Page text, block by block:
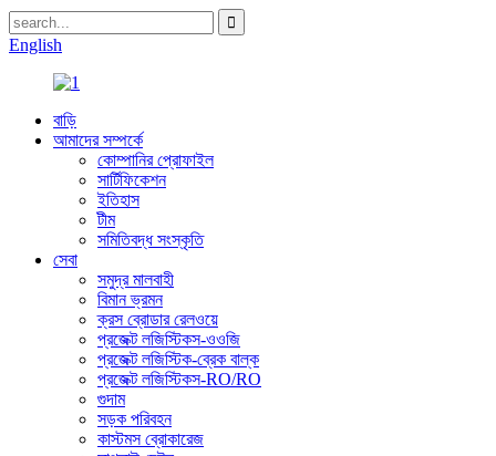
English
বাড়ি
আমাদের সম্পর্কে
কোম্পানির প্রোফাইল
সার্টিফিকেশন
ইতিহাস
টীম
সমিতিবদ্ধ সংস্কৃতি
সেবা
সমুদ্র মালবাহী
বিমান ভ্রমন
ক্রস ব্রোডার রেলওয়ে
প্রজেক্ট লজিস্টিকস-ওওজি
প্রজেক্ট লজিস্টিক-ব্রেক বাল্ক
প্রজেক্ট লজিস্টিকস-RO/RO
গুদাম
সড়ক পরিবহন
কাস্টমস ব্রোকারেজ